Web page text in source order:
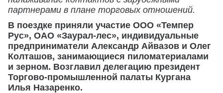
партнерами в плане торговых отношений.
В поездке приняли участие ООО «Темпер
Рус», ОАО «Заурал-лес», индивидуальные
предприниматели Александр Айвазов и Олег
Колташов, занимающиеся пиломатериалами
и зерном. Возглавил делегацию президент
Торгово-промышленной палаты Кургана
Илья Назаренко.